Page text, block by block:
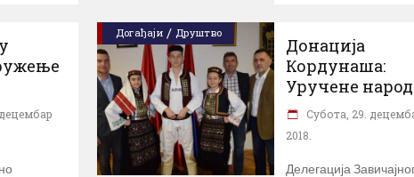
Догађаји/ Друштво
Донација
Кордунаша:
Уручене
Субота, 29.
2018.
Делегација